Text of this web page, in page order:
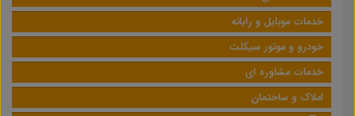
خدمات موبایل و رایانه
خودرو و موتور سیکلت
خدمات مشاوره ای
املاک و ساختمان